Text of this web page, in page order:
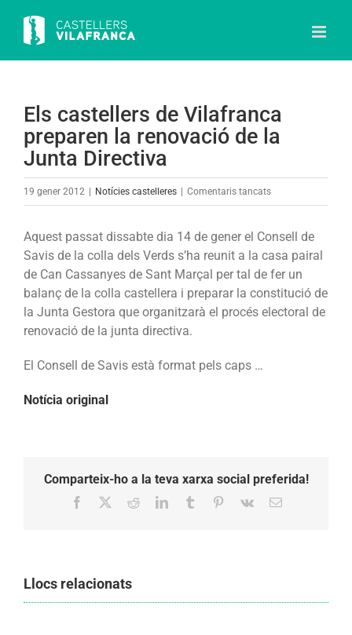
content
Els castellers de Vilafranca
preparen la renovació de la
Junta Directiva
19 gener 2012 Notícies castelleres Comentaris tancatsa
Aquest passat dissabte dia 14 de gener el Consell de
Savis de la colla dels Verds s’ha reunit a la casa pairal
de Can Cassanyes de Sant Marçal per tal de fer un
balanç de la colla castellera i preparar la constitució de
la Junta Gestora que organitzarà el procés electoral de
renovació de la junta directiva.
El Consell de Savis està format pels caps …
Notícia original
Comparteix-ho a la teva xarxa social preferida!
Facebook RedditLinkedInTumblr Pinterest
Vk Email:
Llocs relacionats